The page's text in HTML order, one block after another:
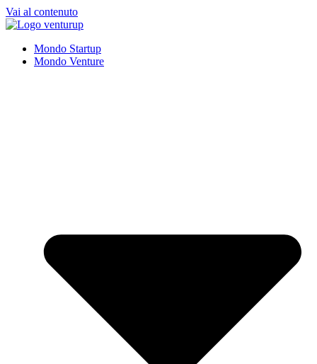
Vai al contenuto
Mondo Startup
Mondo Venture